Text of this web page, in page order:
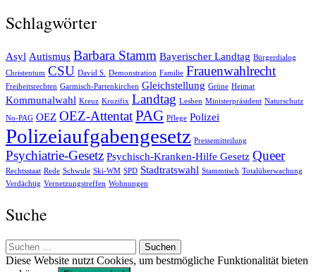
Schlagwörter
Asyl Autismus Barbara Stamm Bayerischer Landtag Bürgerdialog
Christentum CSU David S. Demonstration Familie Frauenwahlrecht
Freiheitsrechten Garmisch-Partenkirchen Gleichstellung Grüne Heimat
Kommunalwahl Kreuz Kruzifix Landtag Lesben Ministerpräsident Naturschutz
No-PAG OEZ OEZ-AttentatPAG Pflege Polizei
Polizeiaufgabengesetz Pressemitteilung
Psychiatrie-Gesetz Psychisch-Kranken-Hilfe Gesetz Queer
Rechtsstaat Rede Schwule Ski-WM SPD Stadtratswahl Stammtisch Totalüberwachung
Verdächtig Vernetzungstreffen Wohnungen
Suche
Suchen
nach:
Diese Website nutzt Cookies, um bestmögliche Funktionalität bieten